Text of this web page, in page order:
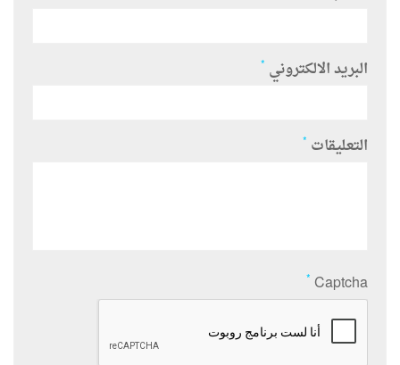
البريد الالكتروني *
التعليقات *
Captcha
*